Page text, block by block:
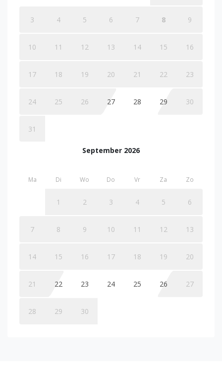
3 4 5 6 7 8 9
10 11 12 13 14 15 16
17 18 19 20 21 22 23
24 25 26 27 28 29 30
31
September 2026
Ma Di Wo Do Vr Za Zo
1 2 3 4 5 6
7 8 9 10 11 12 13
14 15 16 17 18 19 20
21 22 23 24 25 26 27
28 29 30